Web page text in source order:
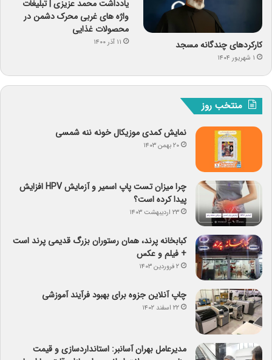
کارکردهای چندگانه مسجد
۱ شهریور ۱۴۰۴
یادداشت محمد عزیزی | تبلیغات
واژه های غربی محرک دشمن در
محصولات غذایی
۱۱ آذر ۱۴۰۰
منتخب روز
نمایش کمدی موزیکال خونه ننه شمسی
۲۰ بهمن ۱۴۰۳
چرا میزان تست پاپ اسمیر و آزمایش HPV افزایش
پیدا کرده است؟
۲۳ اردیبهشت ۱۴۰۳
کبابخانه پرند، همان رستوران بزرگ قدیمی پرند است
+ فیلم و عکس
۲ فروردین ۱۴۰۳
چاپ آنلاین جزوه برای بهبود فرآیند آموزشی
۲۲ اسفند ۱۴۰۲
مدیرعامل بهران آسانبر: استانداردسازی و قیمت